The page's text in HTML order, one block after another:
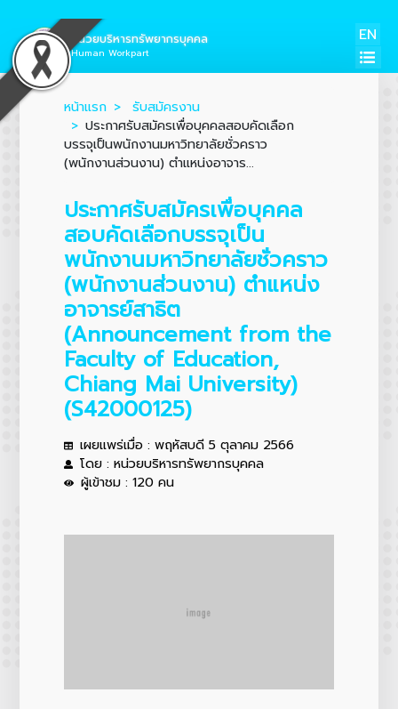
หน่วยบริหารทรัพยากรบุคคล
Human Workpart
EN
หน้าแรก
รับสมัครงาน
ประกาศรับสมัครเพื่อบุคคลสอบคัดเลือก
บรรจุเป็นพนักงานมหาวิทยาลัยชั่วคราว
(พนักงานส่วนงาน) ตำแหน่งอาจาร...
ประกาศรับสมัครเพื่อบุคคล
สอบคัดเลือกบรรจุเป็น
พนักงานมหาวิทยาลัยชั่วคราว
(พนักงานส่วนงาน) ตำแหน่ง
อาจารย์สาธิต
(Announcement from the
Faculty of Education,
Chiang Mai University)
(S42000125)
เผยแพร่เมื่อ : พฤหัสบดี 5 ตุลาคม 2566
โดย : หน่วยบริหารทรัพยากรบุคคล
ผู้เข้าชม : 120 คน